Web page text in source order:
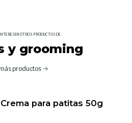
INTERESEN OTROS PRODUCTOS DE
y grooming
productos
para patitas 50g